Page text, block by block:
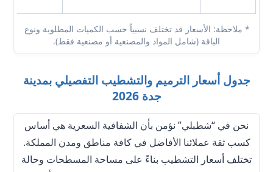
* ملاحظة: الأسعار قد تختلف نسبياً حسب الكميات المطلوبة ونوع
الباقة (شامل المواد والمصنعية أو مصنعية فقط).
جدول أسعار الترميم والتشطيب التفصيلي بمدينة
جدة 2026
نحن في “شطبلي” نؤمن بأن الشفافية السعرية هي أساس
كسب ثقة عملائنا الأفاضل في كافة مناطق ومدن المملكة.
تختلف أسعار التشطيب بناءً على مساحة المسطحات وحالة